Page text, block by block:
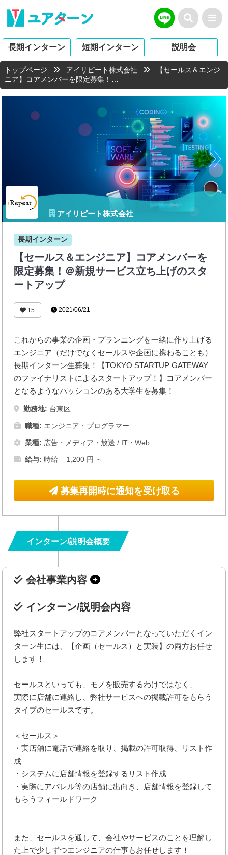
長期インターン 短期インターン 説明会
トップページ アイリピート株式会社
【セールス＆エンジ
ニア】コアメンバーを限定募集！…
アイリピート株式会社
長期インターン
【セールス＆エンジニア】コアメンバーを
限定募集！＠新規サービス立ち上げのスタ
ートアップ
15 2021/06/21
これからの事業の企画・プランニングを一緒に作り上げる
エンジニア（だけでなくセールスや企画に携わることも）
長期インターン生募集！【TOKYO STARTUP GATEWAY
のファイナリストによるスタートアップ！】コアメンバー
となるようなパッションのある大学生を募集！
勤務地: 台東区
職種: エンジニア・プログラマー
業種: 広告・メディア・放送 / IT・Web
給与: 時給 1,200 円 ～
募集再開時に通知を受け取る
インターン/説明会概要
会社事業内容
インターン/説明会内容
弊社スタートアップのコアメンバーとなっていただくイン
ターン生には、【企画（セールス）と実装】の両方お任せ
します！
セールスといっても、モノを販売するわけではなく、
実際に店舗に連絡し、弊社サービスへの掲載許可をもらう
タイプのセールスです。
＜セールス＞
・実店舗に電話で連絡を取り、掲載の許可取得、リスト作
成
・システムに店舗情報を登録するリスト作成
・実際にアパレル等の店舗に出向き、店舗情報を登録して
もらうフィールドワーク
また、セールスを通して、会社やサービスのことを理解し
た上で少しずつエンジニアの仕事もお任せします！